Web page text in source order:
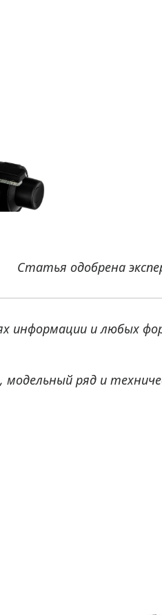
Статья одобрена
информации и любых
ряд и